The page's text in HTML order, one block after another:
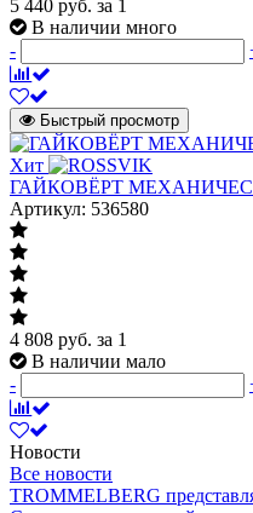
5 440 руб. за 1
В наличии много
-
Быстрый просмотр
Хит
ГАЙКОВЁРТ
Артикул: 536580
4 808 руб. за 1
В наличии мало
-
Новости
Все новости
TROMMELBERG